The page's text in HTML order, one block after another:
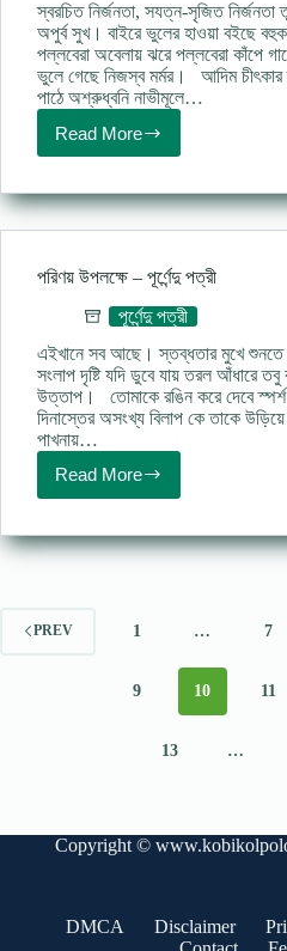
স্বরচিত নির্জনতা, সযত্ন-সৃজিত নির্জনতা
অপুর্ব সুখ। বাইরে ভুলের হাওয়া বইছে
পল্লবেরা অবেলায় ঝরে পল্লবেরা কাঁপে
ভুলে গেছে নিজস্ব মর্মর। আদিম চীৎকার
পাঠে অশ্রুধ্বনি নাভীমূলে…
Read More
স্বরচিত
নির্জনতা
পূর্ণেন্দু
পত্রী
পরিণয় উপলক্ষে – পূর্ণেন্দু পত্রী
পূর্ণেন্দু পত্রী
এইখানে সব আছে। স্তব্ধতার মুখে শুনতে
সংলাপ দৃষ্টি যদি ডুবে যায় তরল আঁধারে তবু
উত্তাপ। তোমাকে রঙিন করে দেবে
দিনাস্তের অসংখ্য বিলাপ কে তাকে উড়িয়ে
পাখনায়…
Read More
পরিণয়
উপলক্ষে
পূর্ণেন্দু
PREV 1 … 7
9 10 11
13 …
Copyright ©
DMCA Disclaimer